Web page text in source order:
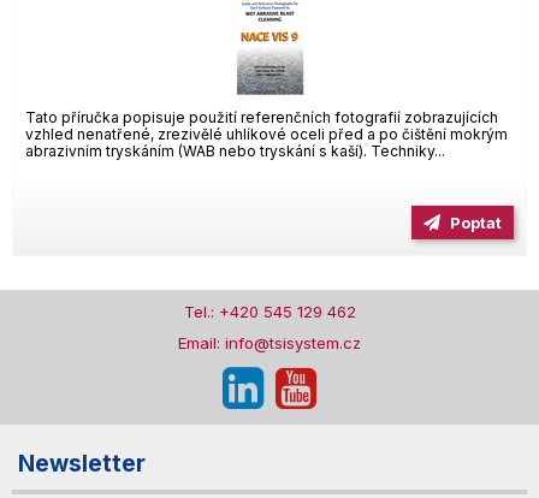
Tato příručka popisuje použití referenčních fotografií zobrazujících
vzhled nenatřené, zrezivělé uhlíkové oceli před a po čištění mokrým
abrazivním tryskáním (WAB nebo tryskání s kaší). Techniky...
Poptat
Tel.: +420 545 129 462
Email: info@tsisystem.cz
Newsletter